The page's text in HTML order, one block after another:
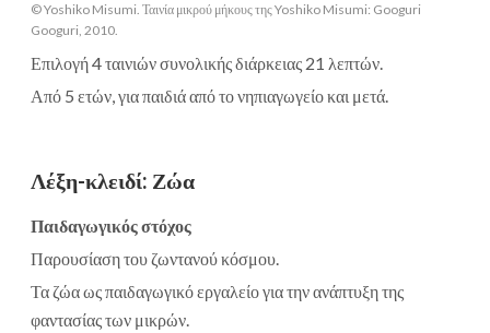
© Yoshiko Misumi. Ταινία μικρού μήκους της Yoshiko Misumi: Googuri
Googuri, 2010.
Επιλογή 4 ταινιών συνολικής διάρκειας 21 λεπτών.
Από 5 ετών, για παιδιά από το νηπιαγωγείο και μετά.
Λέξη-κλειδί: Ζώα
Παιδαγωγικός στόχος
Παρουσίαση του ζωντανού κόσμου.
Τα ζώα ως παιδαγωγικό εργαλείο για την ανάπτυξη της
φαντασίας των μικρών.